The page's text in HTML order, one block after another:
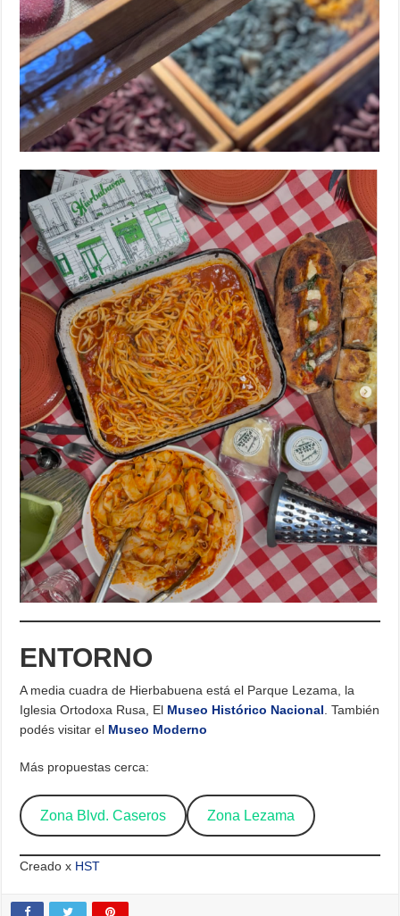
ENTORNO
A media cuadra de Hierbabuena está el Parque Lezama, la
Iglesia Ortodoxa Rusa, El Museo Histórico Nacional . También
podés visitar el Museo Moderno
Más propuestas cerca:
Zona Blvd. Caseros Zona Lezama
Creado x HST